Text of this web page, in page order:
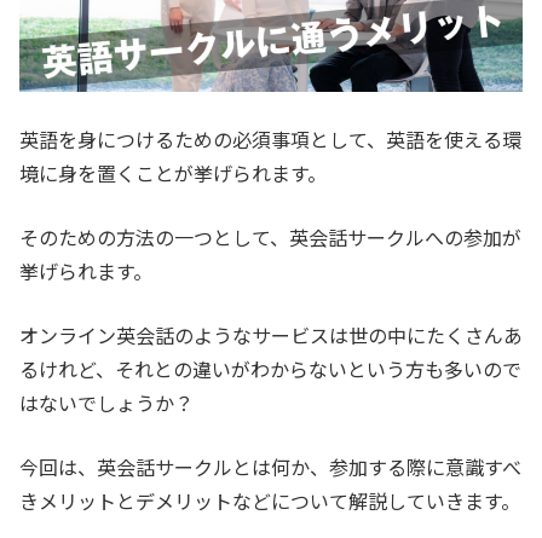
英語を身につけるための必須事項として、英語を使える環
境に身を置くことが挙げられます。
そのための方法の一つとして、英会話サークルへの参加が
挙げられます。
オンライン英会話のようなサービスは世の中にたくさんあ
るけれど、それとの違いがわからないという方も多いので
はないでしょうか？
今回は、英会話サークルとは何か、参加する際に意識すべ
きメリットとデメリットなどについて解説していきます。